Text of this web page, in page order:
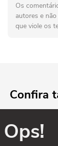
Os
autores e
que viole os
Confira
Ops!